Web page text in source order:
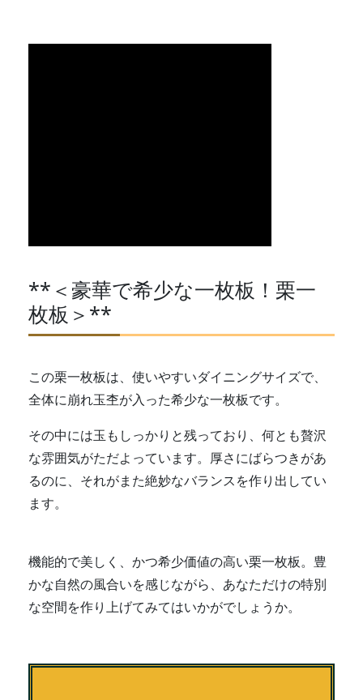
**＜豪華で希少な一枚板！栗一
枚板＞**
この栗一枚板は、使いやすいダイニングサイズで、
全体に崩れ玉杢が入った希少な一枚板です。
その中には玉もしっかりと残っており、何とも贅沢
な雰囲気がただよっています。厚さにばらつきがあ
るのに、それがまた絶妙なバランスを作り出してい
ます。
機能的で美しく、かつ希少価値の高い栗一枚板。豊
かな自然の風合いを感じながら、あなただけの特別
な空間を作り上げてみてはいかがでしょうか。